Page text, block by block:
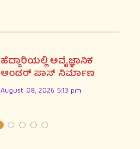
ಹೆದ್ದಾರಿಯಲ್ಲಿ ಅವೈಜ್ಞಾನಿಕ
ಅಂಡರ್ ಪಾಸ್ ನಿರ್ಮಾಣ
August 08, 2026 5:13 pm